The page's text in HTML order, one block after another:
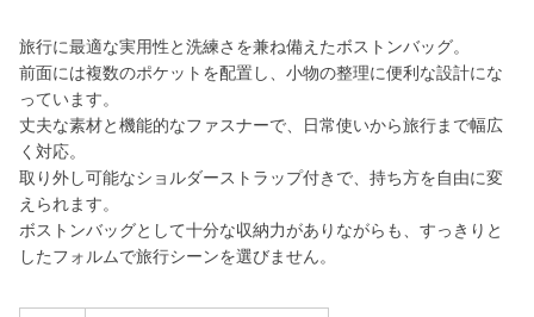
旅行に最適な実用性と洗練さを兼ね備えたボストンバッグ。
前面には複数のポケットを配置し、小物の整理に便利な設計にな
っています。
丈夫な素材と機能的なファスナーで、日常使いから旅行まで幅広
く対応。
取り外し可能なショルダーストラップ付きで、持ち方を自由に変
えられます。
ボストンバッグとして十分な収納力がありながらも、すっきりと
したフォルムで旅行シーンを選びません。